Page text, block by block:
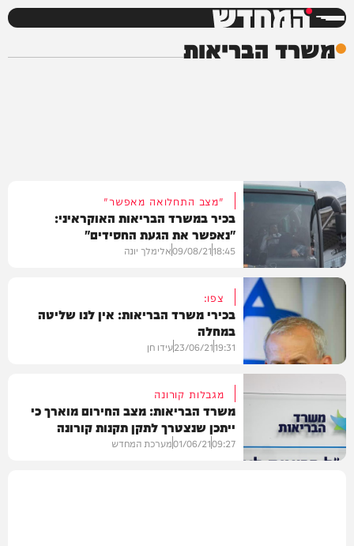
המחדש
משרד הבריאות
בחצרות הקודש
"מצב התחלואה מאפשר"
בכיר במשרד הבריאות האוקראיני:
"נאפשר את הגעת החסידים"
18:45
09/08/21אלימלך יונה
בריאות
צפו:
בכירי משרד הבריאות: אין לנו שליטה
במחלה
19:31
23/06/21עידו חן
מגבלות קורונה
משרד הבריאות: מצב החירום מוארך כי
ייתכן שנצטרך לתקן תקנות קורונה
נוספות
09:27
01/06/21מערכת המחדש